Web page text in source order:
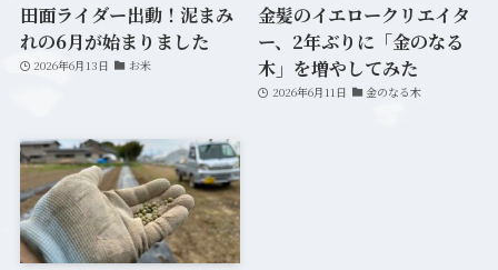
田面ライダー出動！泥まみ
れの6月が始まりました
2026年6月13日 お米
金髪のイエロークリエイタ
ー、2年ぶりに「金のなる
木」を増やしてみた
2026年6月11日 金のなる木